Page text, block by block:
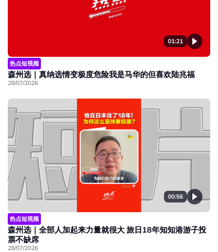
01:21
热点短视频
森州选｜真纳选情变极度危险我是马华的但喜欢陆兆福
28/07/2026
00:56
热点短视频
森州选｜全部人加起来力量就很大 旅日18年知知港游子投
票不缺席
28/07/2026